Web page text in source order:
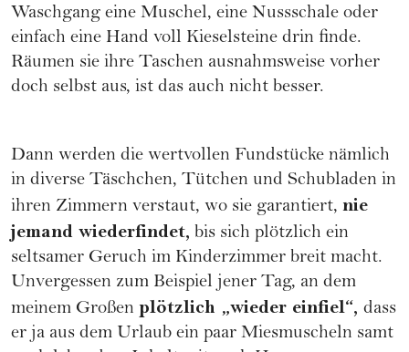
Waschgang eine Muschel, eine Nussschale oder
einfach eine Hand voll Kieselsteine drin finde.
Räumen sie ihre Taschen ausnahmsweise vorher
doch selbst aus, ist das auch nicht besser.
Dann werden die wertvollen Fundstücke nämlich
in diverse Täschchen, Tütchen und Schubladen in
ihren Zimmern verstaut, wo sie garantiert, nie
jemand wiederfindet, bis sich plötzlich ein
seltsamer Geruch im Kinderzimmer breit macht.
Unvergessen zum Beispiel jener Tag, an dem
meinem Großen plötzlich „wieder einfiel“, dass
er ja aus dem Urlaub ein paar Miesmuscheln samt